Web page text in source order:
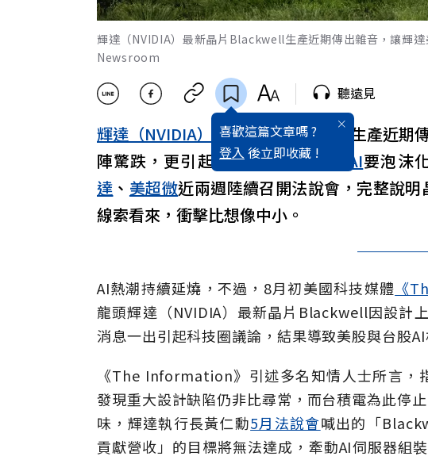
輝達（NVIDIA）最新晶片Blackwell生產近期傳出雜音，讓輝
Newsroom
喜歡這篇文章嗎 ?
登入 後立即收藏 !
聽遠見
輝達（NVIDIA） 最新晶片Blackwell生產近期
陣驚跌，更引起科技圈熱議：難道
AI要泡沫
達 、 美超微近兩週陸續召開法說會，完整說
線索看來，衝擊比想像中小。
AI熱潮持續延燒，不過，8月初美國科技媒體 《
龍頭輝達（NVIDIA）最新晶片Blackwell因設計
消息一出引起科技圈議論，結果導致美股與台股
《The Information》引述多名知情人士所言，
發現重大設計缺陷仍非比尋常，而台積電為此停
味，輝達執行長黃仁勳5月法說會喊出的「
貢獻營收」的目標將無法達成，牽動AI伺服器組